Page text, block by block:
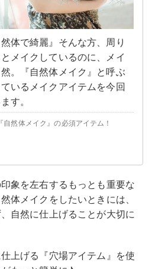
体で綺麗』そんな方、周り
メイクしているのに、メイ
。『自然体メイク』と呼ぶ
いるメイクアイテムを今回
す。
然体メイク』の必須アイテム！
象を左右するもっとも重要な
体メイクをしたいときには、
自然に仕上げることが大切に
上げる『穴場アイテム』を使